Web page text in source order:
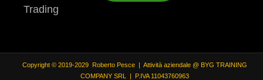
Trading
Copyright © 2019-2029 Roberto Pesce | Attività aziendale @ BYG TRAINING
COMPANY SRL | P.IVA 11043760963